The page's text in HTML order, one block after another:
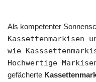
Als kompetenter
Kassettenmarkisen
wie
Hochwertige
gefächerte